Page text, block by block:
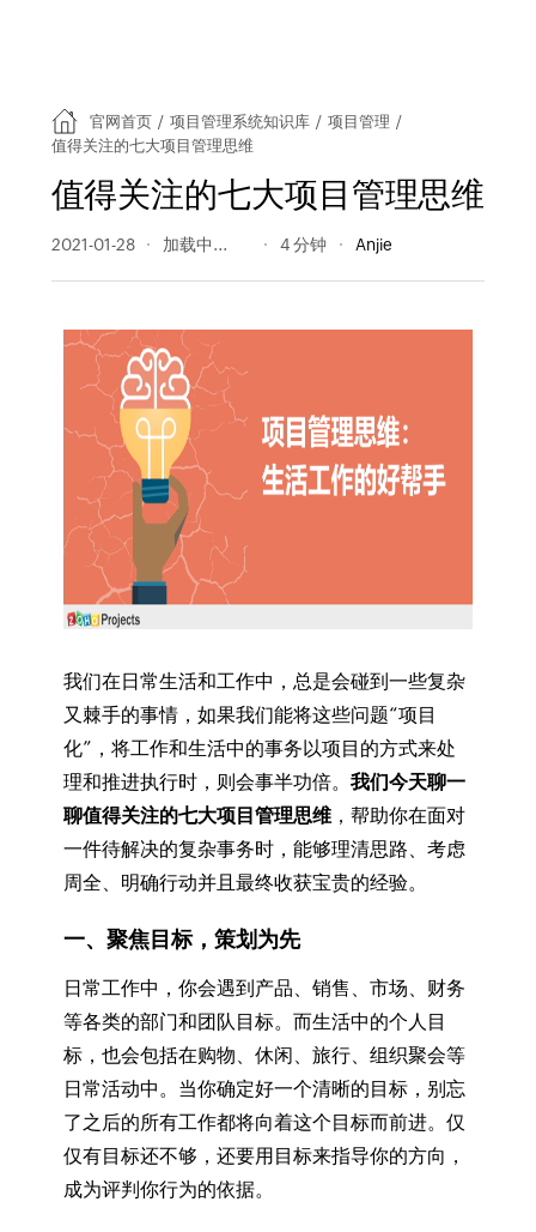
官网首页 / 项目管理系统知识库 / 项目管理 /
值得关注的七大项目管理思维
值得关注的七大项目管理思维
2021-01-28 1163 阅读量 4 分钟 Anjie
我们在日常生活和工作中，总是会碰到一些复杂
又棘手的事情，如果我们能将这些问题“项目
化”，将工作和生活中的事务以项目的方式来处
理和推进执行时，则会事半功倍。 我们今天聊一
聊值得关注的七大项目管理思维，帮助你在面对
一件待解决的复杂事务时，能够理清思路、考虑
周全、明确行动并且最终收获宝贵的经验。
一、聚焦目标，策划为先
日常工作中，你会遇到产品、销售、市场、财务
等各类的部门和团队目标。而生活中的个人目
标，也会包括在购物、休闲、旅行、组织聚会等
日常活动中。当你确定好一个清晰的目标，别忘
了之后的所有工作都将向着这个目标而前进。仅
仅有目标还不够，还要用目标来指导你的方向，
成为评判你行为的依据。